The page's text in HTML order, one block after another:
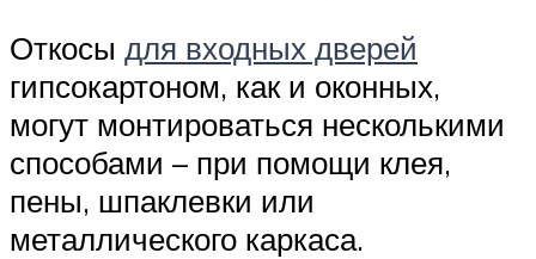
Откосы для входных дверей
гипсокартоном, как и оконных,
могут монтироваться несколькими
способами – при помощи клея,
пены, шпаклевки или
металлического каркаса.